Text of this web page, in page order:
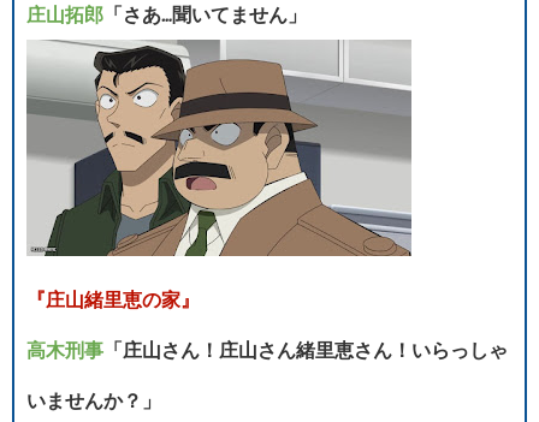
庄山拓郎 「さあ…聞いてません」
『庄山緒里恵の家』
高木刑事 「庄山さん！庄山さん緒里恵さん！いらっしゃ
いませんか？」